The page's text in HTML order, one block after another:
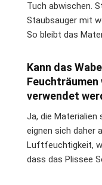
Tuch abwischen.
Staubsauger mit
So bleibt das
Kann das
Feuchträumen
verwendet
Ja, die
eignen sich daher
Luftfeuchtigkeit,
dass das Plissee